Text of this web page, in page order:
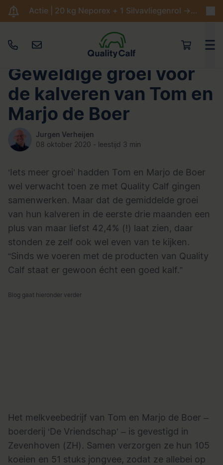
Actie | 20 kg Neporex + 1 Silvavliegenrol -> €204,95
Geweldige groei voor
de kalveren van Tom en
Marjo de Boer
Jurgen Verheijen
08 oktober 2020 - leestijd 3 min
‘Iets meer groei’ hadden Tom en Marjo de Boer
wel verwacht toen ze met Quality Calf gingen
samenwerken. Maar dat de gemiddelde groei
van hun kalveren in de eerste drie maanden een
plus van maar liefst 42,4% (!) laat zien, daar
stonden ze zelf ook wel even van te kijken.
“Sinds we voeren met de producten van Quality
Calf staat er gewoon écht een goed kalf.”
Blog gaat hieronder verder
Het melkveebedrijf van Tom en Marjo de Boer –
boerderij ‘De Vriendschap’ – is gevestigd in
Zevenhoven (ZH). Samen verzorgen ze hun 105
koeien en 51 stuks jongvee, zodat ze allebei op